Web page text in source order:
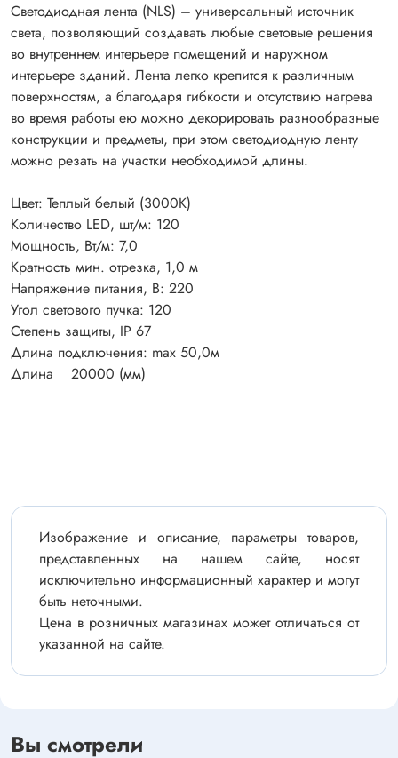
Светодиодная лента (NLS) – универсальный источник
света, позволяющий создавать любые световые решения
во внутреннем интерьере помещений и наружном
интерьере зданий. Лента легко крепится к различным
поверхностям, а благодаря гибкости и отсутствию нагрева
во время работы ею можно декорировать разнообразные
конструкции и предметы, при этом светодиодную ленту
можно резать на участки необходимой длины.
Цвет: Теплый белый (3000К)
Количество LED, шт/м: 120
Мощность, Вт/м: 7,0
Кратность мин. отрезка, 1,0 м
Напряжение питания, В: 220
Угол светового пучка: 120
Степень защиты, IP 67
Длина подключения: max 50,0м
Длина 20000 (мм)
Изображение и описание, параметры товаров,
представленных на нашем сайте, носят
исключительно информационный характер и могут
быть неточными.
Цена в розничных магазинах может отличаться от
указанной на сайте.
Вы смотрели